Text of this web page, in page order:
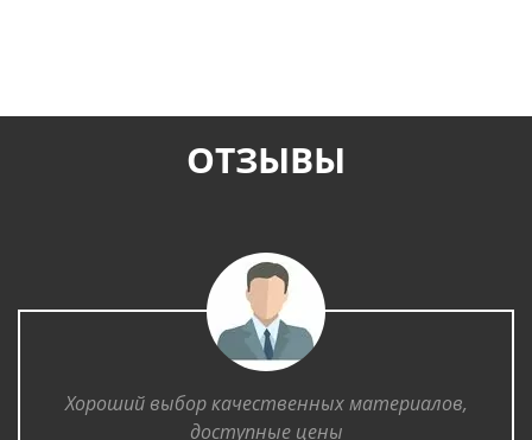
ОТЗЫВЫ
Хороший выбор качественных материалов,
доступные цены